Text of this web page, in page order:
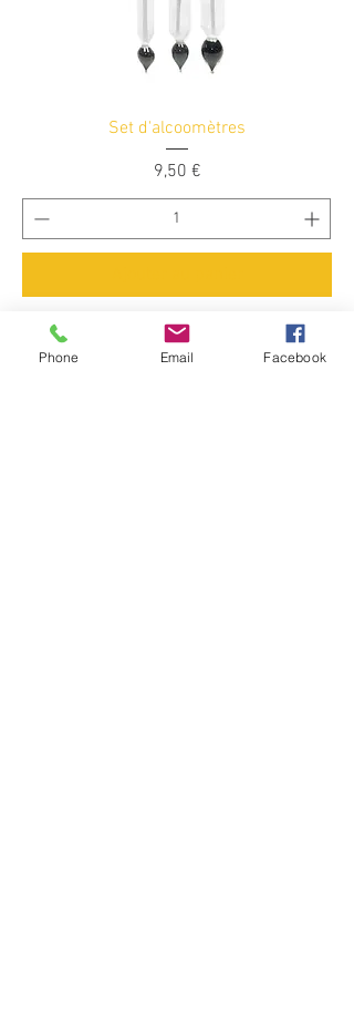
Set d'alcoomètres
Prix
9,50 €
Phone Email Facebook